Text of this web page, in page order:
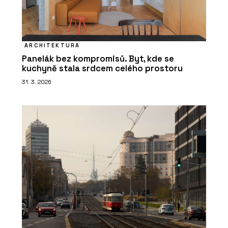
ARCHITEKTURA
Panelák bez kompromisů. Byt, kde se
kuchyně stala srdcem celého prostoru
31. 3. 2026